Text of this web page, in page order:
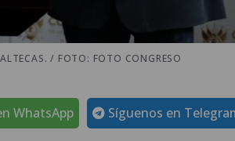
/ FOTO: FOTO CONGRESO
Síguenos en
WhatsApp